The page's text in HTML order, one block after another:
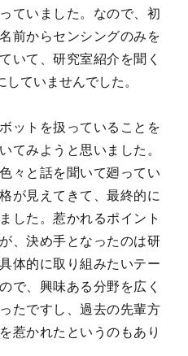
ていました。なので、初
前からセンシングのみを
いて、研究室紹介を聞く
ていませんでした。
ットを扱っていることを
てみようと思いました。
々と話を聞いて廻ってい
が見えてきて、最終的に
した。惹かれるポイント
、決め手となったのは研
体的に取り組みたいテー
で、興味ある分野を広く
たですし、過去の先輩方
惹かれたというのもあり